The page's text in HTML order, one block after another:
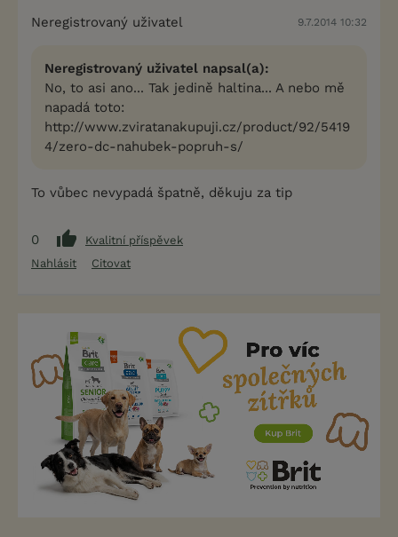
Neregistrovaný uživatel 9.7.2014 10:32
Neregistrovaný uživatel napsal(a):
No, to asi ano... Tak jedině haltina... A nebo mě
napadá toto:
http://www.zviratanakupuji.cz/product/92/5419
4/zero-dc-nahubek-popruh-s/
To vůbec nevypadá špatně, děkuju za tip
0
Kvalitní příspěvek
Nahlásit
Citovat